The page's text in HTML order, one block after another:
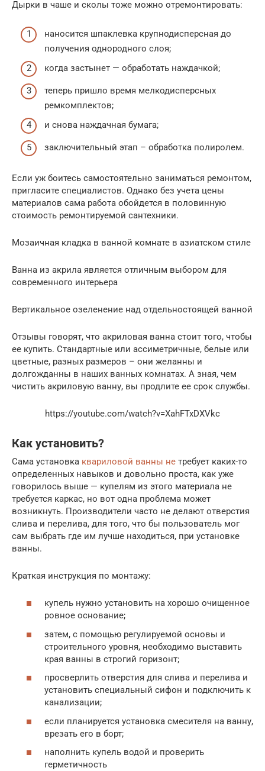
Дырки в чаше и сколы тоже можно отремонтировать:
наносится шпаклевка крупнодисперсная до
получения однородного слоя;
когда застынет — обработать наждачкой;
теперь пришло время мелкодисперсных
ремкомплектов;
и снова наждачная бумага;
заключительный этап – обработка полиролем.
Если уж боитесь самостоятельно заниматься ремонтом,
пригласите специалистов. Однако без учета цены
материалов сама работа обойдется в половинную
стоимость ремонтируемой сантехники.
Мозаичная кладка в ванной комнате в азиатском стиле
Ванна из акрила является отличным выбором для
современного интерьера
Вертикальное озеленение над отдельностоящей ванной
Отзывы говорят, что акриловая ванна стоит того, чтобы
ее купить. Стандартные или ассиметричные, белые или
цветные, разных размеров – они желанны и
долгожданны в наших ванных комнатах. А зная, чем
чистить акриловую ванну, вы продлите ее срок службы.
https://youtube.com/watch?v=XahFTxDXVkc
Как установить?
Сама установка квариловой ванны не требует каких-то
определенных навыков и довольно проста, как уже
говорилось выше — купелям из этого материала не
требуется каркас, но вот одна проблема может
возникнуть. Производители часто не делают отверстия
слива и перелива, для того, что бы пользователь мог
сам выбрать где им лучше находиться, при установке
ванны.
Краткая инструкция по монтажу:
купель нужно установить на хорошо очищенное
ровное основание;
затем, с помощью регулируемой основы и
строительного уровня, необходимо выставить
края ванны в строгий горизонт;
просверлить отверстия для слива и перелива и
установить специальный сифон и подключить к
канализации;
если планируется установка смесителя на ванну,
врезать его в борт;
наполнить купель водой и проверить
герметичность